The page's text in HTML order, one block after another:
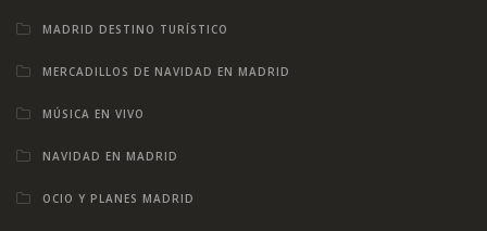
MADRID DESTINO TURÍSTICO
MERCADILLOS DE NAVIDAD EN MADRID
MÚSICA EN VIVO
NAVIDAD EN MADRID
OCIO Y PLANES MADRID